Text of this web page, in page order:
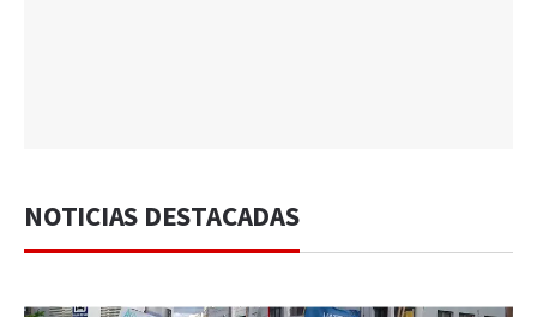
NOTICIAS DESTACADAS